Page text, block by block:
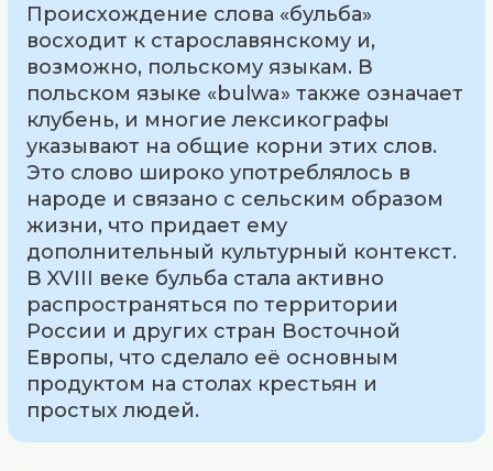
Происхождение слова «бульба»
восходит к старославянскому и,
возможно, польскому языкам. В
польском языке «bulwa» также означает
клубень, и многие лексикографы
указывают на общие корни этих слов.
Это слово широко употреблялось в
народе и связано с сельским образом
жизни, что придает ему
дополнительный культурный контекст.
В XVIII веке бульба стала активно
распространяться по территории
России и других стран Восточной
Европы, что сделало её основным
продуктом на столах крестьян и
простых людей.